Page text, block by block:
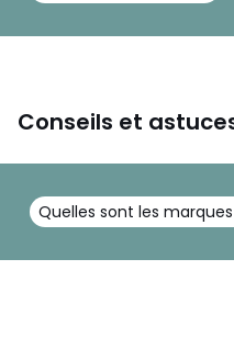
Conseils et
Quelles sont les